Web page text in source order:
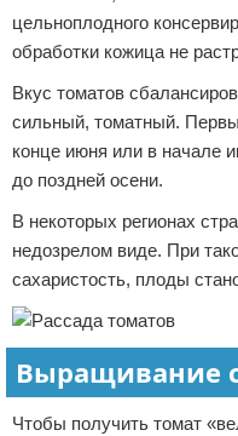
цельноплодного
обработки кожица не
Вкус томатов
сильный, томатный.
конце июня или в начале
до поздней осени.
В некоторых регионах
недозрелом виде. При
сахаристость, плоды
Выращивание
Чтобы получить томат